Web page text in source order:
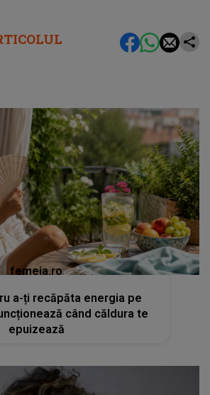
femeia.ro
a-ți recăpăta energia pe
când căldura te
epuizează